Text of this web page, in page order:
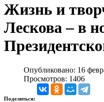
Жизнь и
Лескова – в
Опубликовано: 16
Просмотров: 1406
Поделиться: